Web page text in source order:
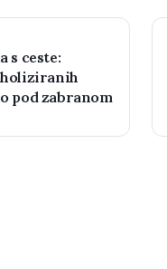
s ceste:
pod zabranom